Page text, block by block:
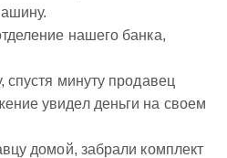
нашего банка,
спустя минуту продавец
увидел деньги на своем
домой, забрали комплект